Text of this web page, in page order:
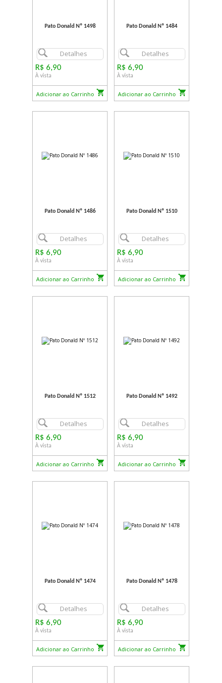
Pato Donald Nº 1498
Detalhes
R$ 6,90
À vista
Adicionar ao Carrinho
Pato Donald Nº 1484
Detalhes
R$ 6,90
À vista
Adicionar ao Carrinho
Pato Donald Nº 1486
Detalhes
R$ 6,90
À vista
Adicionar ao Carrinho
Pato Donald Nº 1510
Detalhes
R$ 6,90
À vista
Adicionar ao Carrinho
Pato Donald Nº 1512
Detalhes
R$ 6,90
À vista
Adicionar ao Carrinho
Pato Donald Nº 1492
Detalhes
R$ 6,90
À vista
Adicionar ao Carrinho
Pato Donald Nº 1474
Detalhes
R$ 6,90
À vista
Adicionar ao Carrinho
Pato Donald Nº 1478
Detalhes
R$ 6,90
À vista
Adicionar ao Carrinho